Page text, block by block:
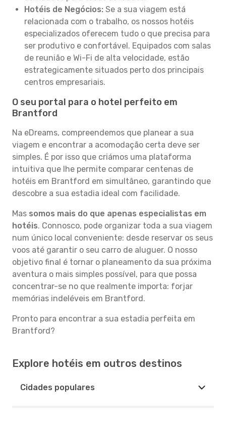
Hotéis de Negócios: Se a sua viagem está
relacionada com o trabalho, os nossos hotéis
especializados oferecem tudo o que precisa para
ser produtivo e confortável. Equipados com salas
de reunião e Wi-Fi de alta velocidade, estão
estrategicamente situados perto dos principais
centros empresariais.
O seu portal para o hotel perfeito em
Brantford
Na eDreams, compreendemos que planear a sua
viagem e encontrar a acomodação certa deve ser
simples. É por isso que criámos uma plataforma
intuitiva que lhe permite comparar centenas de
hotéis em Brantford em simultâneo, garantindo que
descobre a sua estadia ideal com facilidade.
Mas somos mais do que apenas especialistas em
hotéis. Connosco, pode organizar toda a sua viagem
num único local conveniente: desde reservar os seus
voos até garantir o seu carro de aluguer. O nosso
objetivo final é tornar o planeamento da sua próxima
aventura o mais simples possível, para que possa
concentrar-se no que realmente importa: forjar
memórias indeléveis em Brantford.
Pronto para encontrar a sua estadia perfeita em
Brantford?
Explore hotéis em outros destinos
Cidades populares